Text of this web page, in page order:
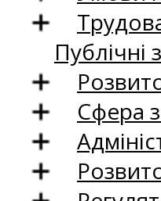
Публічні
Сфера